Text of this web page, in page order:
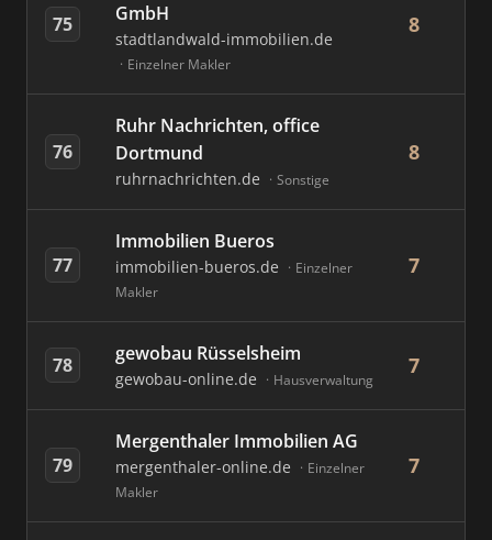
75
GmbH
stadtlandwald-immobilien.de
Einzelner Makler
8
76
Ruhr Nachrichten, office
Dortmund
ruhrnachrichten.de Sonstige
8
77
Immobilien Bueros
immobilien-bueros.de
Einzelner
Makler
7
78 gewobau Rüsselsheim
gewobau-online.de Hausverwaltung
7
79
Mergenthaler Immobilien AG
mergenthaler-online.de
Einzelner
Makler
7